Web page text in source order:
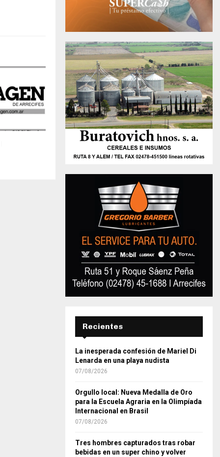
Recientes
La inesperada confesión de Mariel Di
Lenarda en una playa nudista
07/08/2026
Orgullo local: Nueva Medalla de Oro
para la Escuela Agraria en la Olimpíada
Internacional en Brasil
07/08/2026
Tres hombres capturados tras robar
bebidas en un super chino y volver